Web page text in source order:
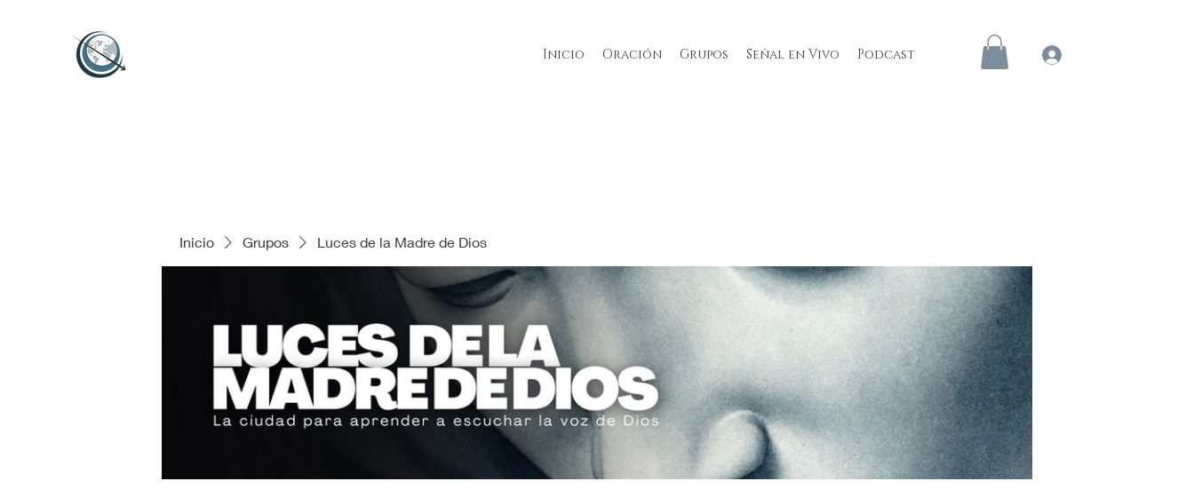
Inicio Oración Grupos Señal en Vivo Podcast
Inicio Grupos Luces de la Madre de Dios